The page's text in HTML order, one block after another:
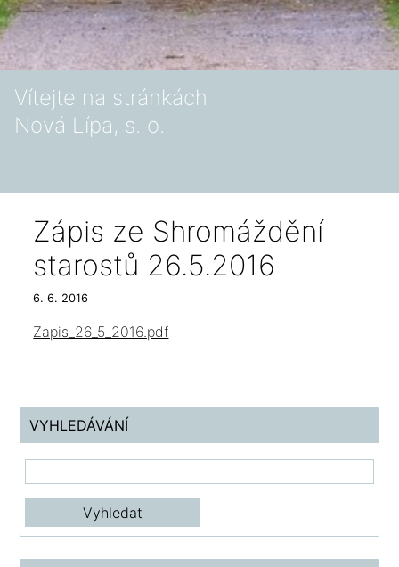
Vítejte na stránkách
Nová Lípa, s. o.
Zápis ze Shromáždění
starostů 26.5.2016
6. 6. 2016
Zapis_26_5_2016.pdf
VYHLEDÁVÁNÍ